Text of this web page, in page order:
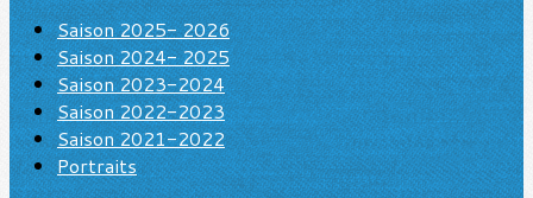
Saison 2025- 2026
Saison 2024- 2025
Saison 2023-2024
Saison 2022-2023
Saison 2021-2022
Portraits